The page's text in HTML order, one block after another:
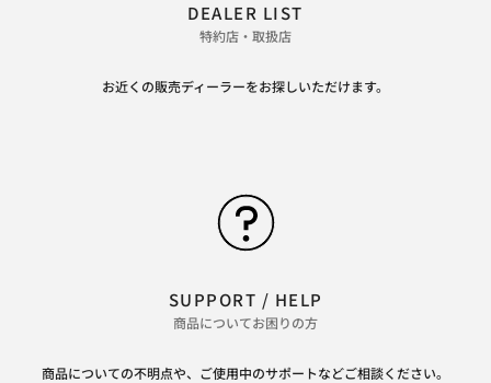
DEALER LIST
特約店・取扱店
お近くの販売ディーラーをお探しいただけます。
SUPPORT / HELP
商品についてお困りの方
商品についての不明点や、ご使用中のサポートなどご相談ください。